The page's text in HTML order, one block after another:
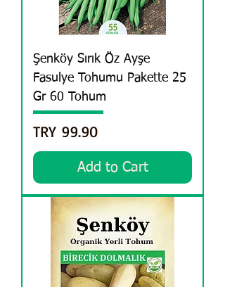
Şenköy Sırık Öz Ayşe
Fasulye Tohumu Pakette 25
Gr 60 Tohum
Price
TRY 99.90
Add to Cart